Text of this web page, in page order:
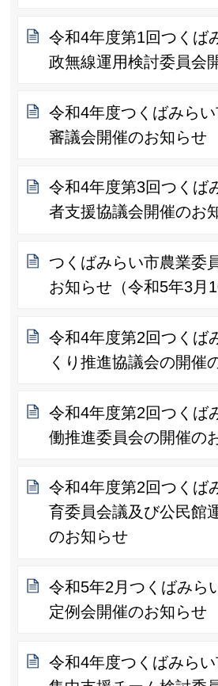
令和4年度第1回つくば
政無線運用検討委員会
令和4年度つくばみら
審議会開催のお知らせ
令和4年度第3回つくば
者支援協議会開催のお
つくばみらい市農業委
お知らせ（令和5年3月
令和4年度第2回つくば
くり推進協議会の開催
令和4年度第2回つくば
働推進委員会の開催の
令和4年度第2回つくば
育委員会議及び公民館
のお知らせ
令和5年2月つくばみら
定例会開催のお知らせ
令和4年度つくばみら